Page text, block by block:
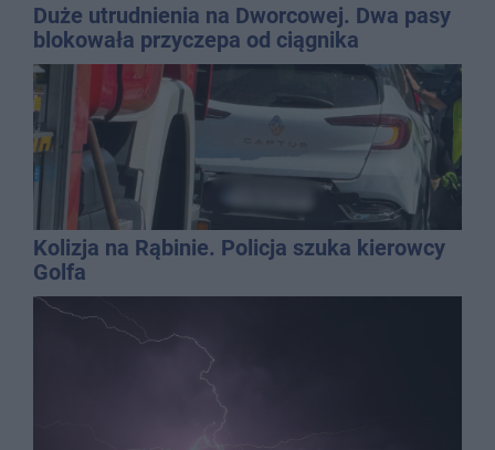
Duże utrudnienia na Dworcowej. Dwa pasy
blokowała przyczepa od ciągnika
Kolizja na Rąbinie. Policja szuka kierowcy
Golfa